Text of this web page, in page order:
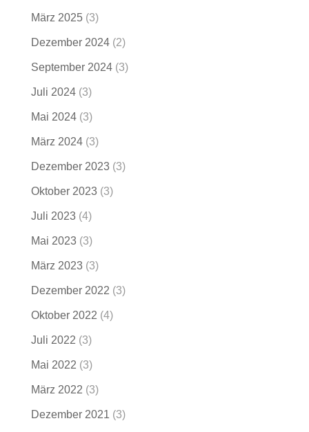
März 2025(3)
Dezember 2024(2)
September 2024(3)
Juli 2024(3)
Mai 2024(3)
März 2024(3)
Dezember 2023(3)
Oktober 2023(3)
Juli 2023(4)
Mai 2023(3)
März 2023(3)
Dezember 2022 (3)
Oktober 2022 (4)
Juli 2022 (3)
Mai 2022 (3)
März 2022 (3)
Dezember 2021 (3)